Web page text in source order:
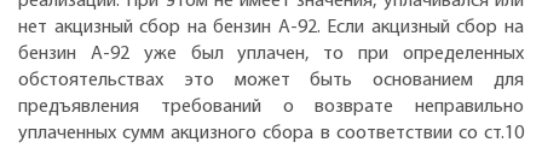
нет акцизный сбор на бензин А-92. Если акцизный сбор на
бензин А-92 уже был уплачен, то при определенных
обстоятельствах это может быть основанием для
предъявления требований о возврате неправильно
уплаченных сумм акцизного сбора в соответствии со ст.10